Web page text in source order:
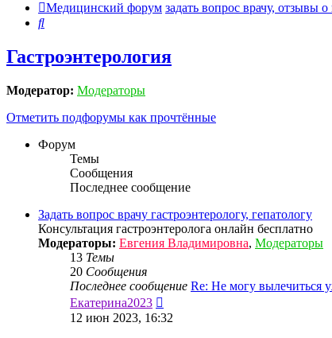
Медицинский форум задать вопрос врачу, отзывы о
Поиск
Гастроэнтерология
Модератор: Модераторы
Отметить подфорумы как прочтённые
Форум
Темы
Сообщения
Последнее сообщение
Задать вопрос врачу гастроэнтерологу, гепатологу
Консультация гастроэнтеролога онлайн бесплатно
Модераторы: Евгения Владимировна, Модераторы
13 Темы
20 Сообщения
Последнее сообщение Re: Не могу вылечиться
Екатерина2023
к
12 июн 2023, 16:32